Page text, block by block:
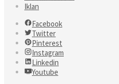
Iklan
Facebook
Twitter
Pinterest
Instagram
Linkedin
Youtube